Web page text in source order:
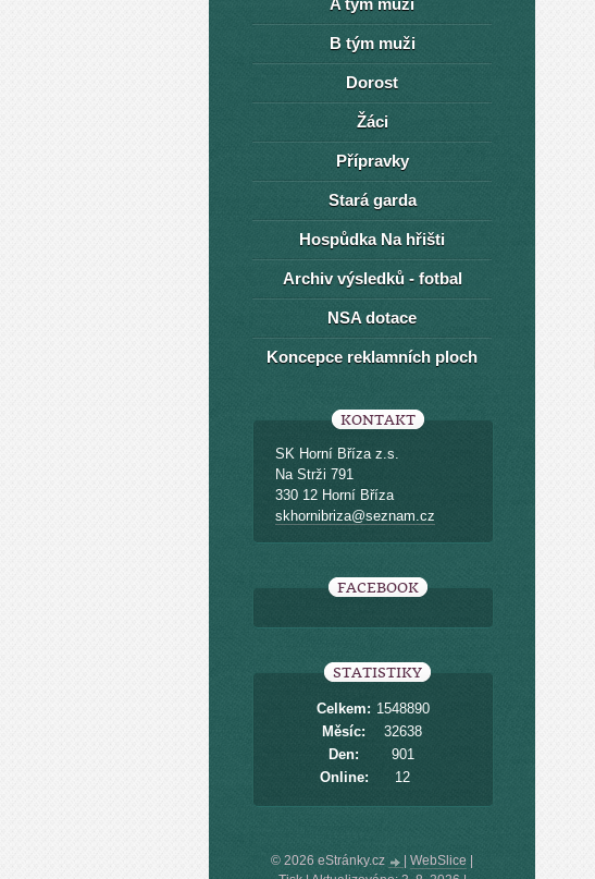
A tým muži
B tým muži
Dorost
Žáci
Přípravky
Stará garda
Hospůdka Na hřišti
Archiv výsledků - fotbal
NSA dotace
Koncepce reklamních ploch
KONTAKT
SK Horní Bříza z.s.
Na Strži 791
330 12 Horní Bříza
skhornibriza@seznam.cz
FACEBOOK
STATISTIKY
Online: 12
Celkem: 1548890
Měsíc:
32638
Den:
901
© 2026 eStránky.cz WebSlice